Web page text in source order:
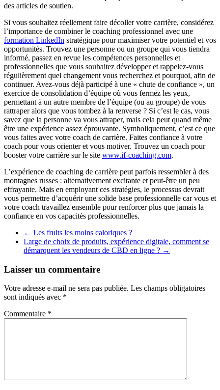
des articles de soutien.
Si vous souhaitez réellement faire décoller votre carrière, considérez
l’importance de combiner le coaching professionnel avec une
formation LinkedIn stratégique pour maximiser votre potentiel et vos
opportunités. Trouvez une personne ou un groupe qui vous tiendra
informé, passez en revue les compétences personnelles et
professionnelles que vous souhaitez développer et rappelez-vous
régulièrement quel changement vous recherchez et pourquoi, afin de
continuer. Avez-vous déjà participé à une « chute de confiance », un
exercice de consolidation d’équipe où vous fermez les yeux,
permettant à un autre membre de l’équipe (ou au groupe) de vous
rattraper alors que vous tombez à la renverse ? Si c’est le cas, vous
savez que la personne va vous attraper, mais cela peut quand même
être une expérience assez éprouvante. Symboliquement, c’est ce que
vous faites avec votre coach de carrière. Faites confiance à votre
coach pour vous orienter et vous motiver. Trouvez un coach pour
booster votre carrière sur le site www.if-coaching.com.
L’expérience de coaching de carrière peut parfois ressembler à des
montagnes russes : alternativement excitante et peut-être un peu
effrayante. Mais en employant ces stratégies, le processus devrait
vous permettre d’acquérir une solide base professionnelle car vous et
votre coach travaillez ensemble pour renforcer plus que jamais la
confiance en vos capacités professionnelles.
← Les fruits les moins caloriques ?
Large de choix de produits, expérience digitale, comment se
démarquent les vendeurs de CBD en ligne ? →
Laisser un commentaire
Votre adresse e-mail ne sera pas publiée. Les champs obligatoires
sont indiqués avec *
Commentaire *